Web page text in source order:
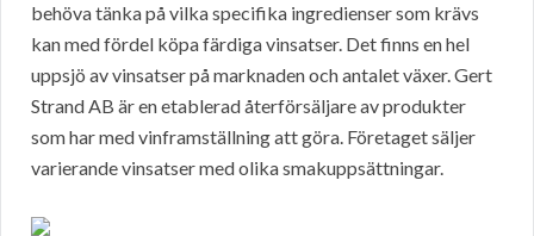
behöva tänka på vilka specifika ingredienser som krävs
kan med fördel köpa färdiga vinsatser. Det finns en hel
uppsjö av vinsatser på marknaden och antalet växer. Gert
Strand AB är en etablerad återförsäljare av produkter
som har med vinframställning att göra. Företaget säljer
varierande vinsatser med olika smakuppsättningar.